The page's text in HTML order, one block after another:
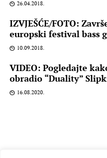
26.04.2018.
IZVJEŠĆE/FOTO:
europski festival bass
10.09.2018.
VIDEO: Pogledajte
obradio “Duality”
16.08.2020.